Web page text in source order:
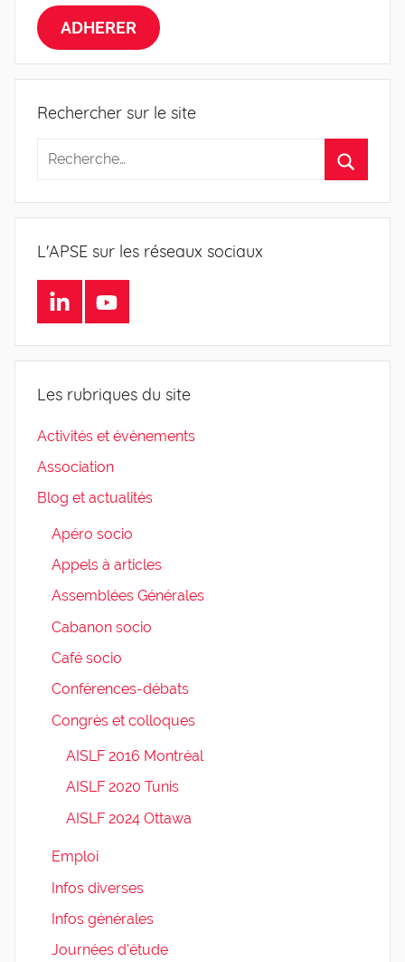
ADHERER
Rechercher sur le site
L'APSE sur les réseaux sociaux
LinkedInYoutube
Les rubriques du site
Activités et évènements
Association
Blog et actualités
Apéro socio
Appels à articles
Assemblées Générales
Cabanon socio
Café socio
Conférences-débats
Congrès et colloques
AISLF 2016 Montréal
AISLF 2020 Tunis
AISLF 2024 Ottawa
Emploi
Infos diverses
Infos générales
Journées d'étude